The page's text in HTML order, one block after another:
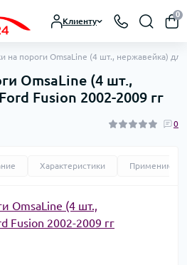
Клиенту
0
на пороги OmsaLine (4 шт., нержавейка)
OmsaLine (4 шт.,
Fusion 2002-2009 гг
0
Характеристики